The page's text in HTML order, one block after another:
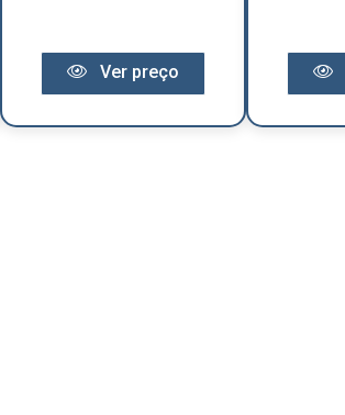
Ver preço